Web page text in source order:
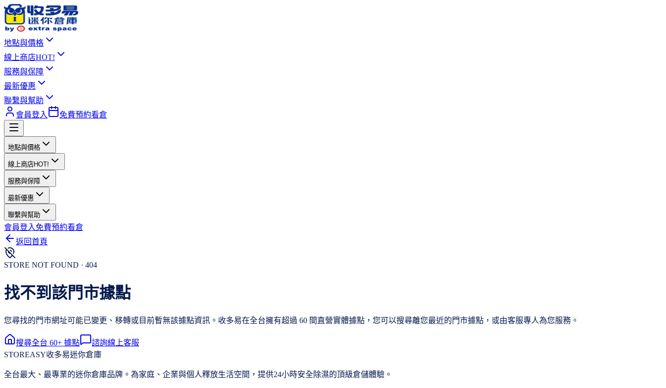
地點與價格
線上商店HOT!
服務與保障
最新優惠
聯繫與幫助
會員登入
免費預約看倉
地點與價格
線上商店HOT!
服務與保障
最新優惠
聯繫與幫助
會員登入 免費預約看倉
返回首頁
STORE NOT FOUND · 404
找不到該門市據點
您尋找的門市網址可能已變更、移轉或目前暫無該據點資訊。收多易在全台擁有超過 60 間直營實體據點，您可以搜尋離您最近的門市據點，或由客服專人為您服務。
搜尋全台 60+ 據點
諮詢線上客服
STOREASY收多易迷你倉庫
全台最大、最專業的迷你倉庫品牌。為家庭、企業與個人釋放生活空間，提供24小時安全除濕的頂級倉儲體驗。